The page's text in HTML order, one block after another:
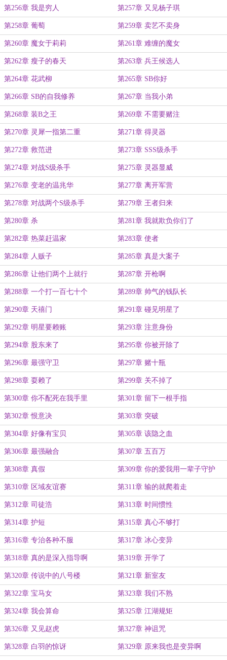
第256章 我是穷人 第257章 又见杨子琪
第258章 葡萄 第259章 卖艺不卖身
第260章 魔女于莉莉 第261章 难缠的魔女
第262章 瘦子的春天 第263章 兵王候选人
第264章 花武柳 第265章 SB你好
第266章 SB的自我修养 第267章 当我小弟
第268章 装B之王 第269章 不需要赌注
第270章 灵犀一指第二重 第271章 得灵器
第272章 救范进 第273章 SSS级杀手
第274章 对战S级杀手 第275章 灵器显威
第276章 变老的温兆华 第277章 离开军营
第278章 对战两个S级杀手 第279章 王者归来
第280章 杀 第281章 我就欺负你们了
第282章 热菜赶温家 第283章 使者
第284章 人贩子 第285章 真是大案子
第286章 让他们两个上就行 第287章 开枪啊
第288章 一个打一百七十个 第289章 帅气的钱队长
第290章 天禧门 第291章 碰见明星了
第292章 明星要赖账 第293章 注意身份
第294章 股东来了 第295章 你被开除了
第296章 最强守卫 第297章 赌十瓶
第298章 耍赖了 第299章 关不掉了
第300章 你不配死在我手里 第301章 留下一根手指
第302章 恨意决 第303章 突破
第304章 好像有宝贝 第305章 该隐之血
第306章 最强融合 第307章 五百万
第308章 真假 第309章 你的爱我用一辈子守护
第310章 区域友谊赛 第311章 输的就爬着走
第312章 司徒浩 第313章 时间惯性
第314章 护短 第315章 真心不够打
第316章 专治各种不服 第317章 冰心变异
第318章 真的是深入指导啊 第319章 开学了
第320章 传说中的八号楼 第321章 新室友
第322章 宝马女 第323章 我们不熟
第324章 我会算命 第325章 江湖规矩
第326章 又见赵虎 第327章 神诅咒
第328章 白羽的惊讶 第329章 原来我也是变异啊